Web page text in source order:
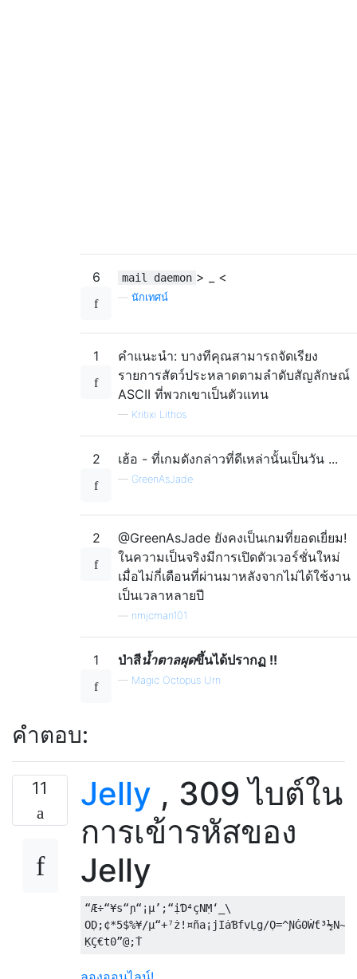
6 mail daemon > _ <
นักเทศน์
1
คำแนะนำ: บางทีคุณสามารถจัดเรียง
รายการสัตว์ประหลาดตามลำดับสัญลักษณ์
ASCII ที่พวกเขาเป็นตัวแทน
— Kritixi Lithos
2 เฮ้อ - ที่เกมดังกล่าวที่ดีเหล่านั้นเป็นวัน ...
— GreenAsJade
2
@GreenAsJade ยังคงเป็นเกมที่ยอดเยี่ยม!
ในความเป็นจริงมีการเปิดตัวเวอร์ชั่นใหม่
เมื่อไม่กี่เดือนที่ผ่านมาหลังจากไม่ได้ใช้งาน
เป็นเวลาหลายปี
nmjcman101
1 ป่าสีน้ำตาลผุดขึ้นได้ปรากฏ !!
— Magic Octopus Urn
คำตอบ:
11 Jelly , 309 ไบต์ใน
การเข้ารหัสของ
Jelly
“Æ÷“¥s“ɲ“¡µ’;“ịƊ⁴çNṂ‘_\
OḌ;¢*5$%¥/µ“+⁷ż!¤ña¡jIȧƁfvḶg/